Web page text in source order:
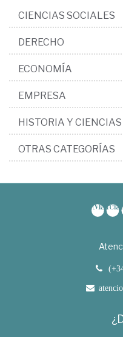
CIENCIAS SOCIALES
DERECHO
ECONOMÍA
EMPRESA
HISTORIA Y
OTRAS CATEGORÍAS